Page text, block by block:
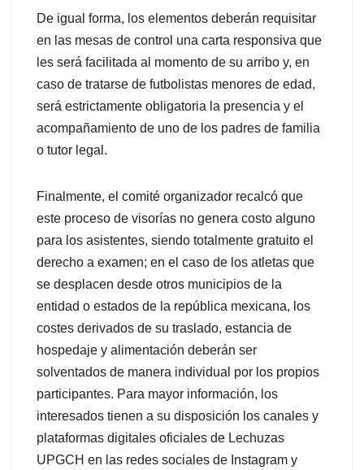
De igual forma, los elementos deberán requisitar
en las mesas de control una carta responsiva que
les será facilitada al momento de su arribo y, en
caso de tratarse de futbolistas menores de edad,
será estrictamente obligatoria la presencia y el
acompañamiento de uno de los padres de familia
o tutor legal.
Finalmente, el comité organizador recalcó que
este proceso de visorías no genera costo alguno
para los asistentes, siendo totalmente gratuito el
derecho a examen; en el caso de los atletas que
se desplacen desde otros municipios de la
entidad o estados de la república mexicana, los
costes derivados de su traslado, estancia de
hospedaje y alimentación deberán ser
solventados de manera individual por los propios
participantes. Para mayor información, los
interesados tienen a su disposición los canales y
plataformas digitales oficiales de Lechuzas
UPGCH en las redes sociales de Instagram y